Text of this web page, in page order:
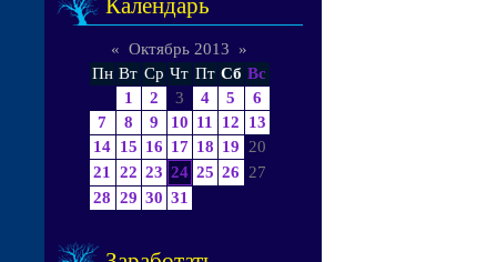
Календарь
« Октябрь 2013
»
Пн Вт Ср Чт Пт Сб Вс
1
2 3 4 5
6
7
8 9 10 11 12
13
14 15 16 17 18 19
20
21
22 23 24 25 26
27
28 29 30 31